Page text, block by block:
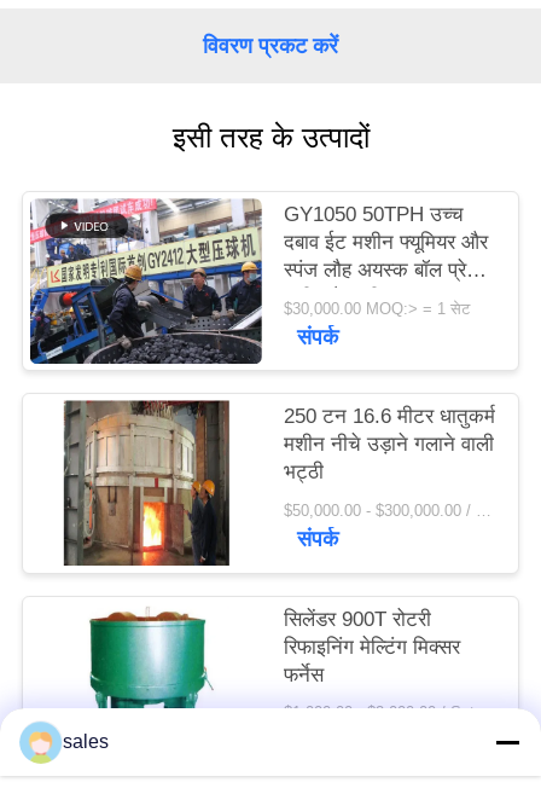
उद्धरण
की
विनती
करे
साइटमैप
PRIVACY
POLICY
विवरण प्रकट करें
इसी तरह के उत्पादों
GY1050 50TPH उच्च
दबाव ईट मशीन फ्यूमियर और
स्पंज लौह अयस्क बॉल प्रेस
मशीन फैक्टरी मूल्य
$30,000.00 MOQ:> = 1 सेट
संपर्क
250 टन 16.6 मीटर धातुकर्म
मशीन नीचे उड़ाने गलाने वाली
भट्ठी
$50,000.00 - $300,000.00 / Set MOQ:1 सेट / सेट
संपर्क
सिलेंडर 900T रोटरी
रिफाइनिंग मेल्टिंग मिक्सर
फर्नेस
$1,000.00 - $2,000.00 / Set MOQ:1 सेट / सेट
sales